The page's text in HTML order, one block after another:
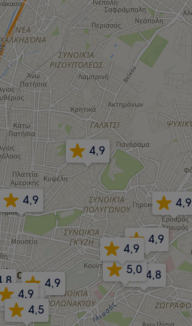
4,9
4,9
4,8
5,0
4,8
4,9
4,9
4,9
4,9
4,5
4,9